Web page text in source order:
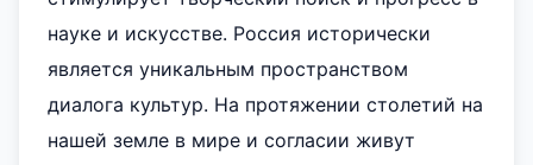
науке и искусстве. Россия исторически
является уникальным пространством
диалога культур. На протяжении столетий на
нашей земле в мире и согласии живут